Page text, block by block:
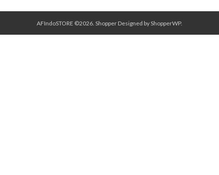
AFIndoSTORE ©2026. Shopper Designed byShopperWP.